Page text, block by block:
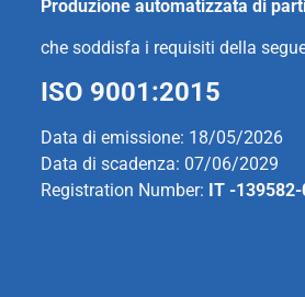
Produzione automatizzata di
che soddisfa i requisiti della
ISO 9001:2015
Data di emissione: 18/05/2026
Data di scadenza: 07/06/2029
Registration Number: IT -